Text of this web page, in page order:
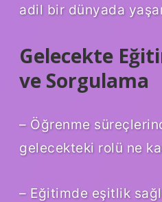
adil bir dünyada
Gelecekte
ve Sorgulama
– Öğrenme
gelecekteki rolü ne
– Eğitimde eşitlik